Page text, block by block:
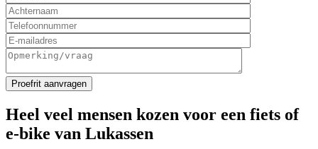
Heel veel mensen kozen voor een fiets of
e-bike van Lukassen